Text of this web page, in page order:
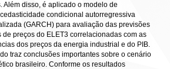
Além disso, é aplicado o modelo de
condicional autorregressiva
(GARCH) para avaliação das previsões
de preços do ELET3 correlacionadas com as
dos preços da energia industrial e do PIB.
traz conclusões importantes sobre o cenário
brasileiro. Conforme os resultados